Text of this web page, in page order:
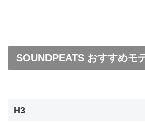
SOUNDPEATS おすすめモ
H3